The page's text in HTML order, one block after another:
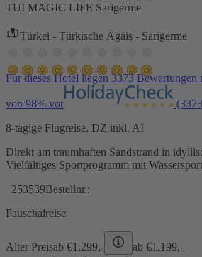
TUI MAGIC LIFE Sarigerme
Türkei - Türkische Ägäis - Sarigerme
Für dieses Hotel liegen 3373 Bewertungen
von 98% vor
8-tägige Flugreise, DZ inkl. AI
Direkt am traumhaften Sandstrand in
Vielfältiges Sportprogramm mit
253539Bestellnr.:
Pauschalreise
Alter Preisab €1.299,- ab €1.199,-